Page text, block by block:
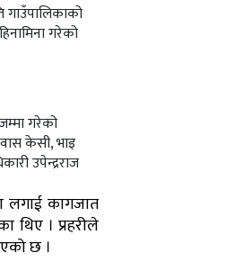
गाउँपालिकाको
गरेको
गरेको
केसी, भाइ
उपेन्द्रराज
लगाई कागजात
थिए । प्रहरीले
छ ।